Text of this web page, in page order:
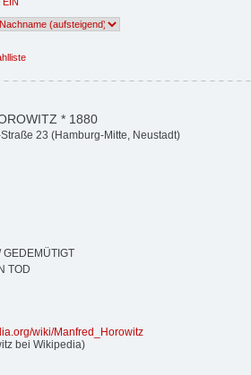
* 1880
23 (Hamburg-Mitte, Neustadt)
GEDEMÜTIGT
TOD
wiki/Manfred_Horowitz
bei Wikipedia)